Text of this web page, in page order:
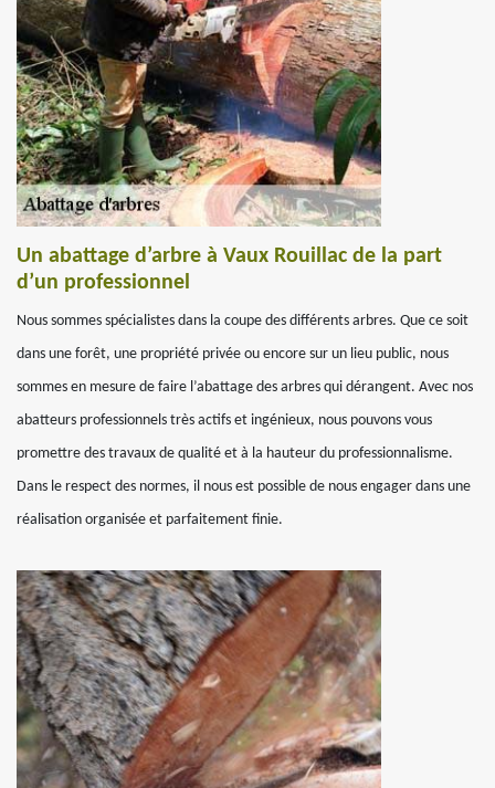
Un abattage d’arbre à Vaux Rouillac de la part
d’un professionnel
Nous sommes spécialistes dans la coupe des différents arbres. Que ce soit
dans une forêt, une propriété privée ou encore sur un lieu public, nous
sommes en mesure de faire l’abattage des arbres qui dérangent. Avec nos
abatteurs professionnels très actifs et ingénieux, nous pouvons vous
promettre des travaux de qualité et à la hauteur du professionnalisme.
Dans le respect des normes, il nous est possible de nous engager dans une
réalisation organisée et parfaitement finie.